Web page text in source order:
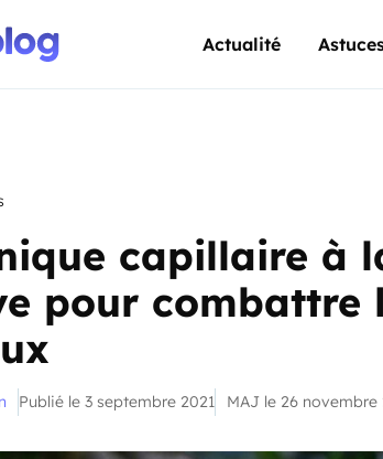
Actualité
capillaire à
pour combattre
Publié le 3 septembre 2021 MAJ le 26 novembre